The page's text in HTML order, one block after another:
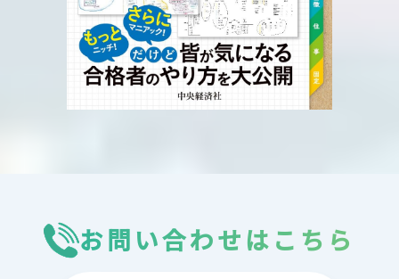
お問い合わせはこちら